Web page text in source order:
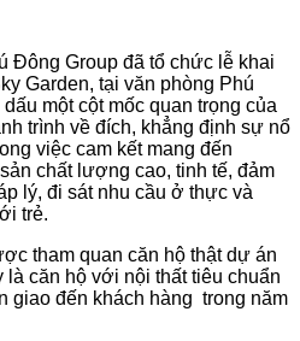
Đông Group đã tổ chức lễ khai
Garden, tại văn phòng Phú
một cột mốc quan trọng của
trình về đích, khẳng định sự nổ
việc cam kết mang đến
chất lượng cao, tinh tế, đảm
lý, đi sát nhu cầu ở thực và
trẻ.
tham quan căn hộ thật dự án
căn hộ với nội thất tiêu chuẩn
giao đến khách hàng trong năm